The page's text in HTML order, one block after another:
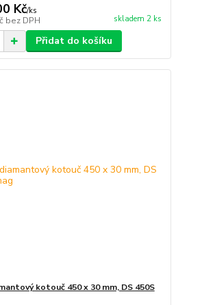
Kč/ks
bez DPH skladem 2 ks
Přidat do košíku
kotouč 450 x 30 mm, DS 450S